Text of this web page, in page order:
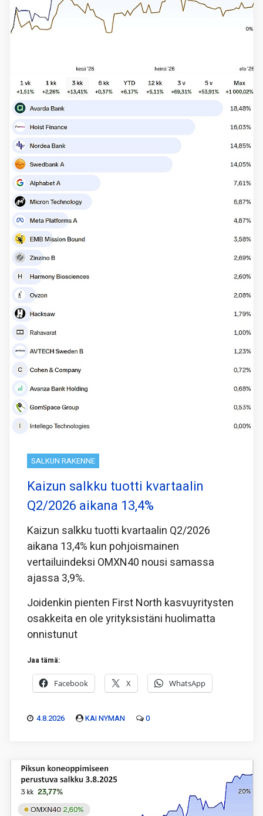
SALKUN RAKENNE
Kaizun salkku tuotti kvartaalin
Q2/2026 aikana 13,4%
Kaizun salkku tuotti kvartaalin Q2/2026
aikana 13,4% kun pohjoismainen
vertailuindeksi OMXN40 nousi samassa
ajassa 3,9%.
Joidenkin pienten First North kasvuyritysten
osakkeita en ole yrityksistäni huolimatta
onnistunut
Jaa tämä:
Facebook X WhatsApp
4.8.2026 KAI NYMAN 0